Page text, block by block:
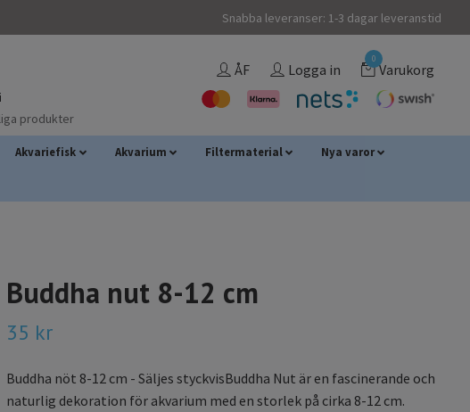
Snabba leveranser: 1-3 dagar leveranstid
produkter
ÅF Logga in
0
Varukorg
Akvariefisk Akvarium Filtermaterial Nya varor
Buddha nut 8-12 cm
35 kr
Buddha nöt 8-12 cm - Säljes styckvisBuddha Nut är en fascinerande och
naturlig dekoration för akvarium med en storlek på cirka 8-12 cm.